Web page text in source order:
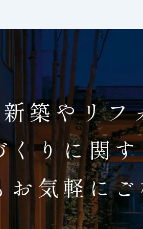
築やリフ
くりに関
お気軽に